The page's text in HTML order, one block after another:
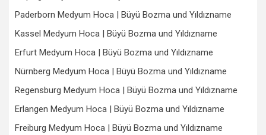
Paderborn Medyum Hoca | Büyü Bozma und Yıldızname
Kassel Medyum Hoca | Büyü Bozma und Yıldızname
Erfurt Medyum Hoca | Büyü Bozma und Yıldızname
Nürnberg Medyum Hoca | Büyü Bozma und Yıldızname
Regensburg Medyum Hoca | Büyü Bozma und Yıldızname
Erlangen Medyum Hoca | Büyü Bozma und Yıldızname
Freiburg Medyum Hoca | Büyü Bozma und Yıldızname